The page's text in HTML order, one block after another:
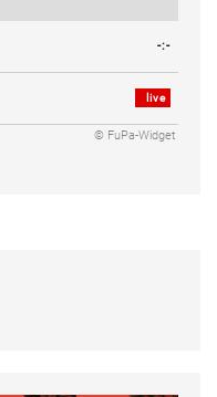
-:-
live
© FuPa-Widget